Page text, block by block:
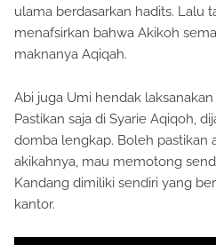
ulama berdasarkan hadits. Lalu
menafsirkan bahwa Akikoh
maknanya Aqiqah.
Abi juga Umi hendak
Pastikan saja di Syarie Aqiqoh,
domba lengkap. Boleh pastikan
akikahnya, mau memotong
Kandang dimiliki sendiri yang
kantor.